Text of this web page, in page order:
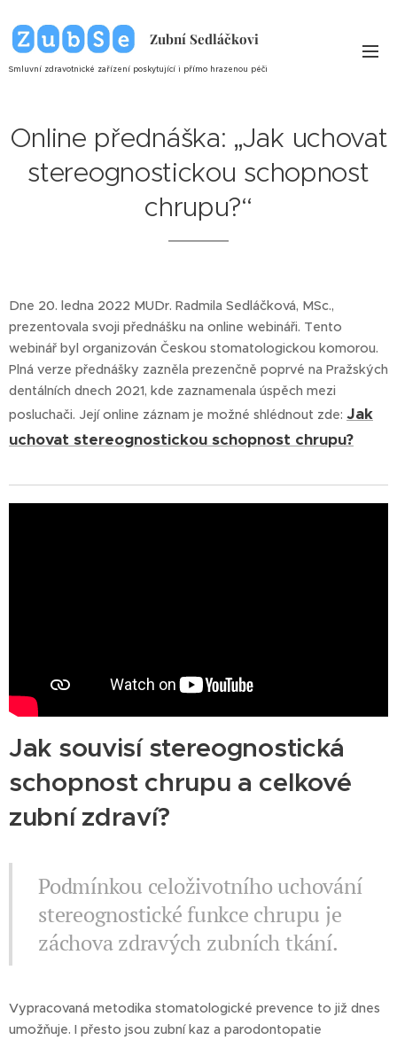
Zubní Sedláčkovi
Smluvní zdravotnické zařízení poskytující i přímo hrazenou péči
Online přednáška: „Jak uchovat
stereognostickou schopnost
chrupu?“
Dne 20. ledna 2022 MUDr. Radmila Sedláčková, MSc.,
prezentovala svoji přednášku na online webináři. Tento
webinář byl organizován Českou stomatologickou komorou.
Plná verze přednášky zazněla prezenčně poprvé na Pražských
dentálních dnech 2021, kde zaznamenala úspěch mezi
posluchači. Její online záznam je možné shlédnout zde: Jak
uchovat stereognostickou schopnost chrupu?
Jak souvisí stereognostická
schopnost chrupu a celkové
zubní zdraví?
Podmínkou celoživotního uchování
stereognostické funkce chrupu je
záchova zdravých zubních tkání.
Vypracovaná metodika stomatologické prevence to již dnes
umožňuje. I přesto jsou zubní kaz a parodontopatie